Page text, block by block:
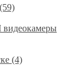
(4)